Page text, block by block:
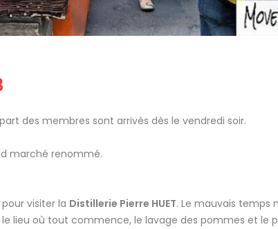
des membres sont arrivés dès le vendredi soir.
marché renommé.
pour visiter la Distillerie Pierre HUET. Le mauvais temps
lieu où tout commence, le lavage des pommes et le